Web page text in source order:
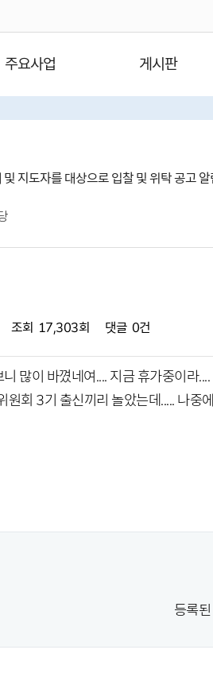
주요사업 게시판
및 지도자를 대상으로 입찰 및 위탁 공고
조회 17,303회 댓글 0건
많이 바꼈네여.... 지금 휴가중이라
원회 3기 출신끼리 놀았는데..... 나중
등록